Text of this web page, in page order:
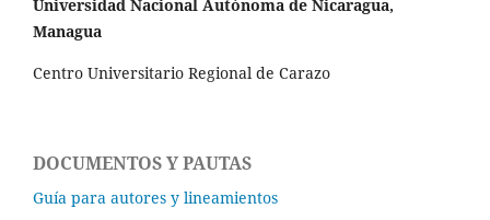
Universidad Nacional Autónoma de Nicaragua,
Managua
Centro Universitario Regional de Carazo
DOCUMENTOS Y PAUTAS
Guía para autores y lineamientos